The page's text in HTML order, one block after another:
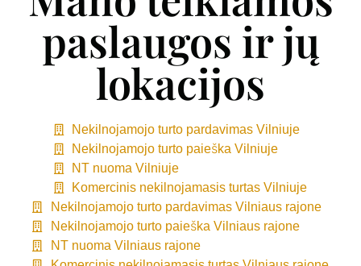
paslaugos ir jų
lokacijos
Nekilnojamojo turto pardavimas Vilniuje
Nekilnojamojo turto paieška Vilniuje
NT nuoma Vilniuje
Komercinis nekilnojamasis turtas Vilniuje
Nekilnojamojo turto pardavimas Vilniaus rajone
Nekilnojamojo turto paieška Vilniaus rajone
NT nuoma Vilniaus rajone